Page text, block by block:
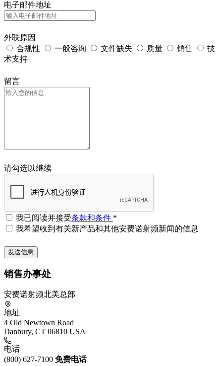
电子邮件地址
外联原因
合规性
一般咨询 文件缺失 质量 销售
技
术支持
留言
请勾选以继续
我已阅读并接受条款和条件 *
我希望收到有关新产品和其他安费诺射频新闻的信息
销售办事处
安费诺射频北美总部
地址
4 Old Newtown Road
Danbury, CT 06810 USA
电话
(800) 627-7100 免费电话